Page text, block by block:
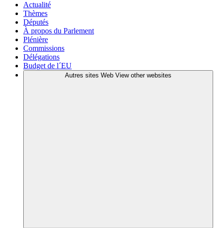
Actualité
Thèmes
Députés
À propos du Parlement
Plénière
Commissions
Délégations
Budget de l´EU
Autres sites Web View other websites